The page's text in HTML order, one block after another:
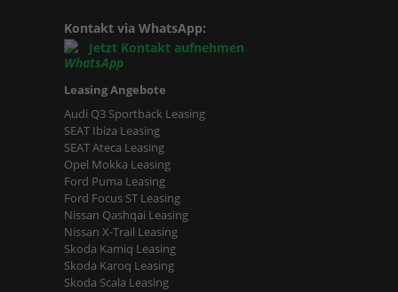
Kontakt via WhatsApp:
Jetzt Kontakt aufnehmen
Leasing Angebote
Audi Q3 Sportback Leasing
SEAT Ibiza Leasing
SEAT Ateca Leasing
Opel Mokka Leasing
Ford Puma Leasing
Ford Focus ST Leasing
Nissan Qashqai Leasing
Nissan X-Trail Leasing
Skoda Kamiq Leasing
Skoda Karoq Leasing
Skoda Scala Leasing